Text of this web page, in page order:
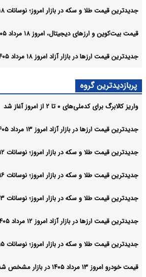
جدیدترین قیمت طلا و سکه در بازار امروز؛ نوسانات ۱۸ مرداد ۱۴۰۵
قیمت بیت‌کوین و ارز‌های دیجیتال، امروز ۱۸ مرداد ۱۴۰۵ مشخص شد
جدیدترین قیمت ارزها در بازار آزاد امروز ۱۸ مرداد ۱۴۰۵
پربازدیدترین گروه
واریز کالابرگ برای کدملی‌های ۰ تا ۲ از امروز آغاز شد
جدیدترین قیمت ارزها در بازار آزاد امروز ۱۳ مرداد ۱۴۰۵
جدیدترین قیمت طلا و سکه در بازار امروز؛ نوسانات ۱۲ مرداد ۱۴۰۵
جدیدترین قیمت طلا و سکه در بازار امروز؛ نوسانات ۱۶ مرداد ۱۴۰۵
جدیدترین قیمت طلا و سکه در بازار امروز؛ نوسانات ۱۳ مرداد ۱۴۰۵
جدیدترین قیمت ارزها در بازار آزاد امروز ۱۲ مرداد ۱۴۰۵
جدیدترین قیمت طلا و سکه در بازار امروز؛ نوسانات ۱۵ مرداد ۱۴۰۵
قیمت خودرو امروز ۱۳ مرداد ۱۴۰۵ در بازار مشخص شد